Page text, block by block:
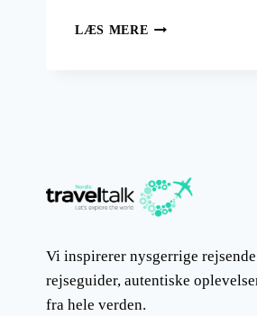
LÆS MERE REJSEN
KYST
MED
DE
UTROLIGE
DYREARTER
Vi inspirerer nysgerrige
rejseguider, autentiske
fra hele verden.